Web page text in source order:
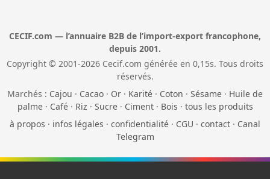
CECIF.com — l’annuaire B2B de l’import-export francophone,
depuis 2001.
Copyright © 2001-2026 Cecif.com générée en 0,15s. Tous droits
réservés.
Marchés : Cajou · Cacao · Or · Karité · Coton · Sésame · Huile de
palme· Café· Riz · Sucre· Ciment· Bois · tous les produits
à propos · infos légales · confidentialité · CGU · contact · Canal
Telegram